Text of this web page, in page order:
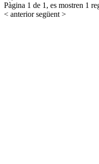
Pàgina 1 de 1, es mostren 1
< anteriorsegüent >